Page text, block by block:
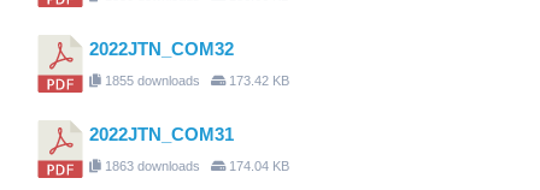
2022JTN_COM32
1855 downloads 173.42 KB
2022JTN_COM31
1863 downloads 174.04 KB